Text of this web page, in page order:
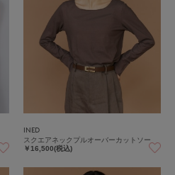
INED
スクエアネックプルオーバーカットソー
￥16,500(税込)